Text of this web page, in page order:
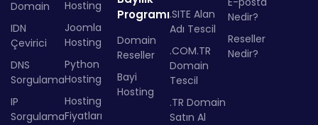
Domain
IDN
Çevirici
DNS
Sorgulama
IP
Sorgulama
Hosting
Joomla
Hosting
Python
Hosting
Hosting
Fiyatları
Programı
Domain
Reseller
Bayi
Hosting
.SITE Alan
Adı Tescil
.COM.TR
Domain
Tescil
.TR Domain
Satın Al
Nedir?
Reseller
Nedir?